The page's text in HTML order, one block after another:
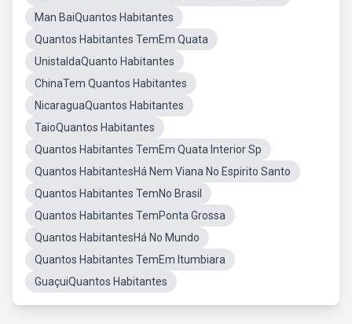
Man BaiQuantos Habitantes
Quantos Habitantes TemEm Quata
UnistaldaQuanto Habitantes
ChinaTem Quantos Habitantes
NicaraguaQuantos Habitantes
TaioQuantos Habitantes
Quantos Habitantes TemEm Quata Interior Sp
Quantos HabitantesHá Nem Viana No Espirito Santo
Quantos Habitantes TemNo Brasil
Quantos Habitantes TemPonta Grossa
Quantos HabitantesHá No Mundo
Quantos Habitantes TemEm Itumbiara
GuaçuiQuantos Habitantes